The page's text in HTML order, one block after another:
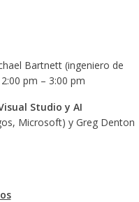
Bartnett (ingeniero de
2:00 pm – 3:00 pm
Studio y AI
Microsoft) y Greg Denton